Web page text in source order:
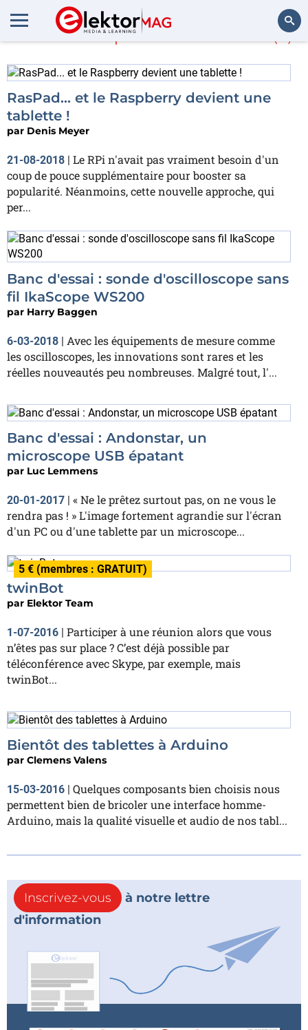
En savoir plus sur (5)
RasPad... et le Raspberry devient une
tablette !
par Denis Meyer
21-08-2018 | Le RPi n'avait pas vraiment besoin d'un
coup de pouce supplémentaire pour booster sa
popularité. Néanmoins, cette nouvelle approche, qui
per...
Banc d'essai : sonde d'oscilloscope sans
fil IkaScope WS200
par Harry Baggen
6-03-2018 | Avec les équipements de mesure comme
les oscilloscopes, les innovations sont rares et les
réelles nouveautés peu nombreuses. Malgré tout, l'...
Banc d'essai : Andonstar, un
microscope USB épatant
par Luc Lemmens
20-01-2017 | « Ne le prêtez surtout pas, on ne vous le
rendra pas ! » L'image fortement agrandie sur l'écran
d'un PC ou d'une tablette par un microscope...
5 € (membres : GRATUIT)
twinBot
par Elektor Team
1-07-2016
Participer à une réunion alors que vous
n’êtes pas sur place ? C’est déjà possible par
téléconférence avec Skype, par exemple, mais
twinBot...
Bientôt des tablettes à Arduino
par Clemens Valens
15-03-2016 | Quelques composants bien choisis nous
permettent bien de bricoler une interface homme-
Arduino, mais la qualité visuelle et audio de nos tabl...
Inscrivez-vous
à notre lettre
d'information